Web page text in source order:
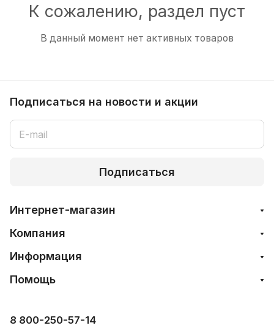
К сожалению, раздел пуст
В данный момент нет активных товаров
Подписаться на новости и акции
Подписаться
Интернет-магазин
Компания
Информация
Помощь
8 800-250-57-14